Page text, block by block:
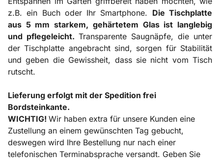
z.B. ein Buch oder Ihr Smartphone. Die Tischplatte
aus 5 mm starkem, gehärtetem Glas ist langlebig
und pflegeleicht. Transparente Saugnäpfe, die unter
der Tischplatte angebracht sind, sorgen für Stabilität
und geben die Gewissheit, dass sie nicht vom Tisch
rutscht.
Lieferung erfolgt mit der Spedition frei
Bordsteinkante.
WICHTIG! Wir haben extra für unsere Kunden eine
Zustellung an einem gewünschten Tag gebucht,
deswegen wird Ihre Bestellung nur nach einer
telefonischen Terminabsprache versandt. Geben Sie